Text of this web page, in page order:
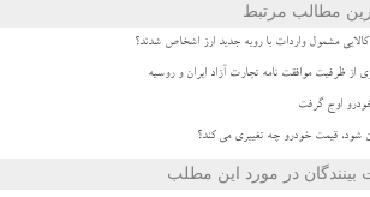
مطالب مرتبط
کالایی مشمول واردات با رویه جدید ارز اشخاص شدند؟
از ظرفیت موافقت نامه تجارت آزاد ایران و روسیه
اوج گرفت
شود، قیمت خودرو چه تغییری می کند؟
بینندگان در مورد این مطلب